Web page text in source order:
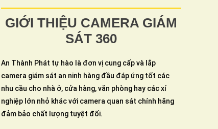
GIỚI THIỆU CAMERA GIÁM
SÁT 360
An Thành Phát tự hào là đơn vị cung cấp và lắp
camera giám sát an ninh hàng đầu đáp ứng tốt các
nhu cầu cho nhà ở, cửa hàng, văn phòng hay các xí
nghiệp lớn nhỏ khác với camera quan sát chính hãng
đảm bảo chất lượng tuyệt đối.